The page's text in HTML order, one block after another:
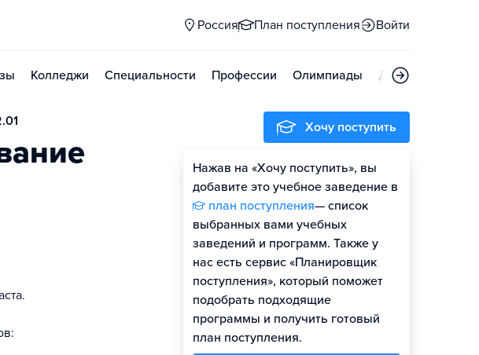
Россия План поступления Войти
Колледжи Специальности Профессии Олимпиады Дни открытых
Хочу поступить
Нажав на «Хочу поступить», вы
добавите это учебное заведение в
план поступления— список
выбранных вами учебных
заведений и программ. Также у
нас есть сервис «Планировщик
поступления», который поможет
подобрать подходящие
программы и получить готовый
план поступления.